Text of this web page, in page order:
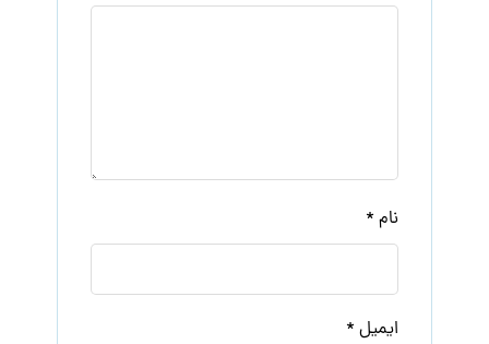
نام *
ایمیل *